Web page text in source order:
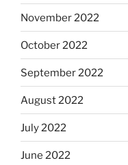
November 2022
October 2022
September 2022
August 2022
July 2022
June 2022